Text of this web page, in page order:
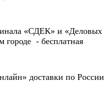
«СДЕК» и «Деловых
- бесплатная
доставки по России